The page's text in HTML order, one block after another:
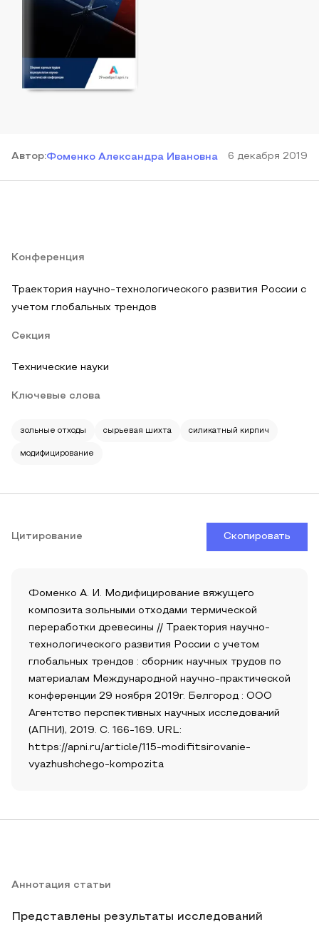
Автор:Фоменко Александра Ивановна 6 декабря 2019
Конференция
Траектория научно-технологического развития России с
учетом глобальных трендов
Секция
Технические науки
Ключевые слова
зольные отходы сырьевая шихта силикатный кирпич
модифицирование
Цитирование Скопировать
Фоменко А. И. Модифицирование вяжущего
композита зольными отходами термической
переработки древесины // Траектория научно-
технологического развития России с учетом
глобальных трендов : сборник научных трудов по
материалам Международной научно-практической
конференции 29 ноября 2019г. Белгород : ООО
Агентство перспективных научных исследований
(АПНИ), 2019. С. 166-169. URL:
https://apni.ru/article/115-modifitsirovanie-
vyazhushchego-kompozita
Аннотация статьи
Представлены результаты исследований